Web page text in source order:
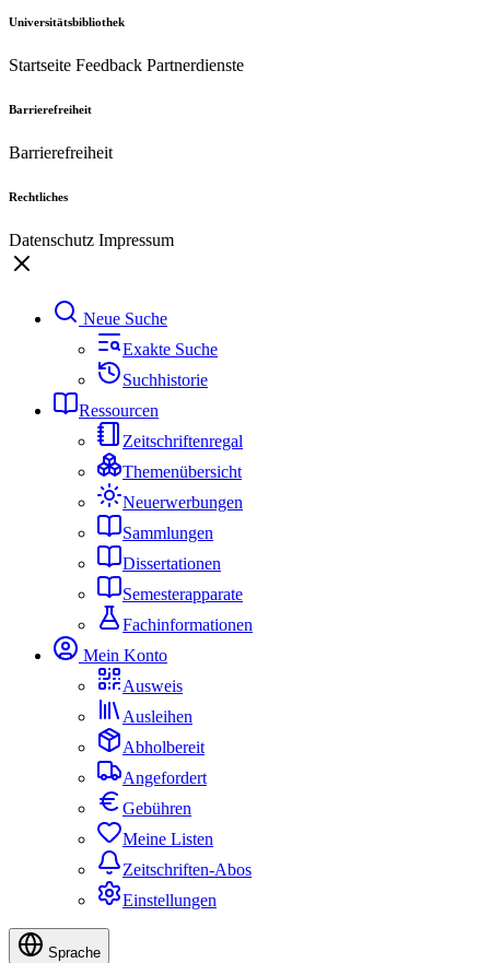
Universitätsbibliothek
Startseite Feedback Partnerdienste
Barrierefreiheit
Barrierefreiheit
Rechtliches
Datenschutz Impressum
Neue Suche
Exakte Suche
Suchhistorie
Ressourcen
Zeitschriftenregal
Themenübersicht
Neuerwerbungen
Sammlungen
Dissertationen
Semesterapparate
Fachinformationen
Mein Konto
Ausweis
Ausleihen
Abholbereit
Angefordert
Gebühren
Meine Listen
Zeitschriften-Abos
Einstellungen
Sprache